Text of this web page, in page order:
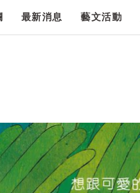
最新消息 藝文活動